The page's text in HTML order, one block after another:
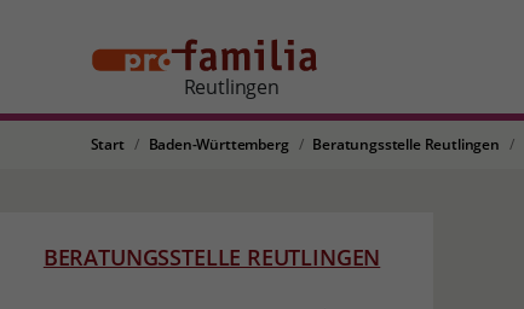
Reutlingen
Start Baden-Württemberg Beratungsstelle Reutlingen
BERATUNGSSTELLE REUTLINGEN